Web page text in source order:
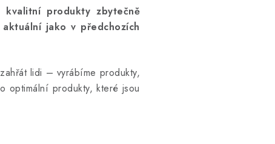
produkty zbytečně
jako v předchozích
lidi – vyrábíme produkty,
optimální produkty, které jsou